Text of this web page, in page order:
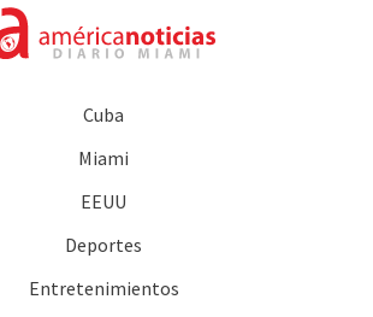
Cuba
Miami
EEUU
Deportes
Entretenimientos